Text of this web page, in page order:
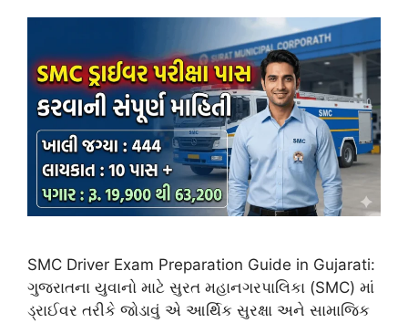
SMC Driver Exam Preparation Guide in Gujarati:
ગુજરાતના યુવાનો માટે સુરત મહાનગરપાલિકા (SMC) માં
ડ્રાઈવર તરીકે જોડાવું એ આર્થિક સુરક્ષા અને સામાજિક